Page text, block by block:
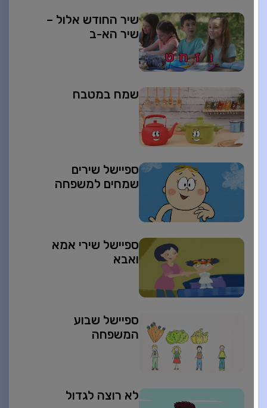
שיר החודש אלול –
שיר הא-ב
שמח במטבח
ספיישל שירים
שמחים למשפחה
ספיישל שירי אמא
ואבא
ספיישל שבוע
המשפחה
לא רוצה לגדול